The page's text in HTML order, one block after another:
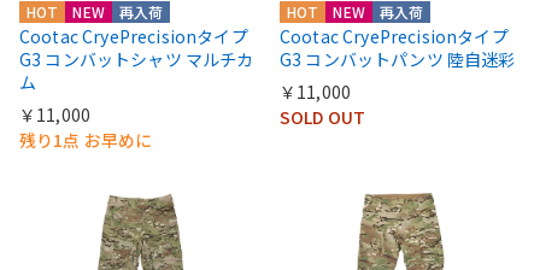
HOT NEW 再入荷
Cootac CryePrecisionタイプ
G3 コンバットシャツ マルチカ
ム
￥11,000
残り1点 お早めに
HOT NEW 再入荷
Cootac CryePrecisionタイプ
G3 コンバットパンツ 陸自迷彩
￥11,000
SOLD OUT